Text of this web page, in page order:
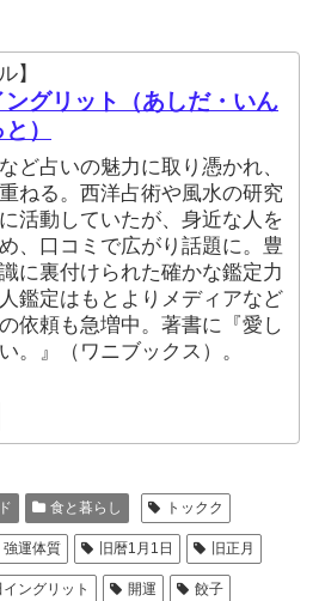
】
ングリット（あしだ・いん
）
ど占いの魅力に取り憑かれ、
ねる。西洋占術や風水の研究
活動していたが、身近な人を
、口コミで広がり話題に。豊
に裏付けられた確かな鑑定力
鑑定はもとよりメディアなど
依頼も急増中。著書に『愛し
。』（ワニブックス）。
食と暮らし トックク
強運体質 旧暦1月1日 旧正月
イングリット 開運 餃子